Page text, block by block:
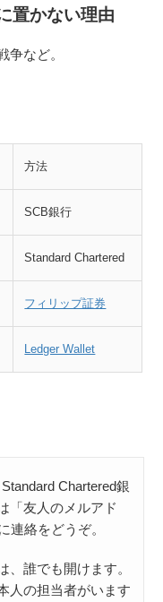
置かない理由
争など。
方法
SCB銀行
Standard Chartered
フィリップ証券
Ledger Wallet
Chartered銀
「友人のメルアド
連絡をどうぞ。
、誰でも開けます。
人の担当者がいます